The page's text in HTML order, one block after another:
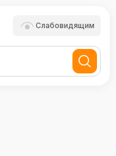
Слабовидящим